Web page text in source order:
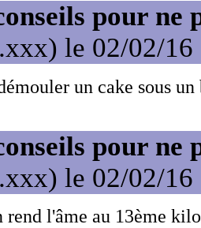
pour ne
le 02/02/16
un cake sous un
pour ne
le 02/02/16
rend l'âme au 13ème